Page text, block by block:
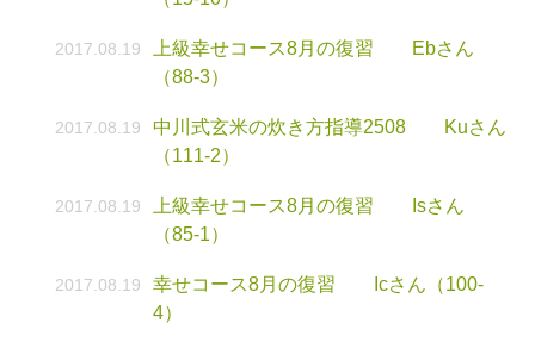
2017.08.19
上級幸せコース8月の復習 Ebさん
（88-3）
2017.08.19
中川式玄米の炊き方指導2508 Kuさん
（111-2）
2017.08.19
上級幸せコース8月の復習 Isさん
（85-1）
2017.08.19
幸せコース8月の復習 Icさん（100-
4）